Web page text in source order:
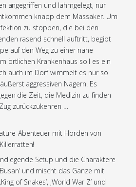
angegriffen und lahmgelegt, nur
knapp dem Massaker. Um
zu stoppen, die bei den
rasend schnell auftritt, begibt
auf den Weg zu einer nahe
örtlichen Krankenhaus soll es ein
auch im Dorf wimmelt es nur so
aggressiven Nagern. Es
die Zeit, die Medizin zu finden
zurückzukehren …
Abenteuer mit Horden von
Setup und die Charaktere
und mischt das Ganze mit
of Snakes‘, ‚World War Z‘ und